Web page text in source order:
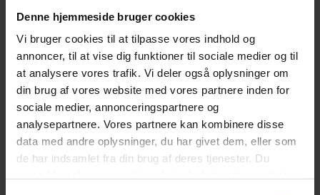
Denne hjemmeside bruger cookies
Vi bruger cookies til at tilpasse vores indhold og
annoncer, til at vise dig funktioner til sociale medier og til
at analysere vores trafik. Vi deler også oplysninger om
din brug af vores website med vores partnere inden for
sociale medier, annonceringspartnere og
analysepartnere. Vores partnere kan kombinere disse
data med andre oplysninger, du har givet dem, eller som
de har indsamlet fra din brug af deres tjenester. Du